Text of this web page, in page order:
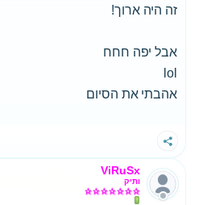
זה היה ארוך!
אבל יפה חחח
lol
אהבתי את הסיום
שתף
ViRuSx
ותיק